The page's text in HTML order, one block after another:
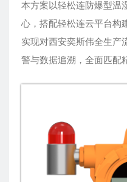
本方案以轻松连防爆型温
心，搭配轻松连云平台构
实现对西安奕斯伟全生产
警与数据追溯，全面匹配